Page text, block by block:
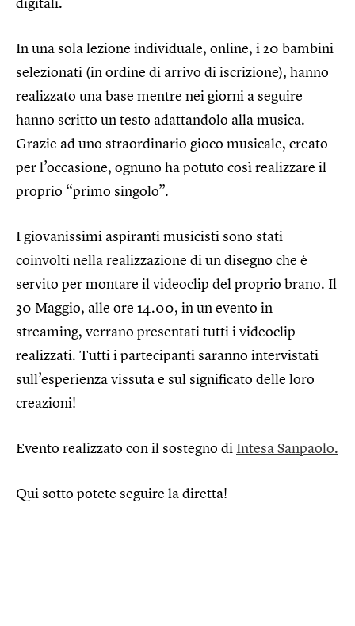
digitali.
In una sola lezione individuale, online, i 20 bambini
selezionati (in ordine di arrivo di iscrizione), hanno
realizzato una base mentre nei giorni a seguire
hanno scritto un testo adattandolo alla musica.
Grazie ad uno straordinario gioco musicale, creato
per l’occasione, ognuno ha potuto così realizzare il
proprio “primo singolo”.
I giovanissimi aspiranti musicisti sono stati
coinvolti nella realizzazione di un disegno che è
servito per montare il videoclip del proprio brano. Il
30 Maggio, alle ore 14.00, in un evento in
streaming, verrano presentati tutti i videoclip
realizzati. Tutti i partecipanti saranno intervistati
sull’esperienza vissuta e sul significato delle loro
creazioni!
Evento realizzato con il sostegno di Intesa Sanpaolo.
Qui sotto potete seguire la diretta!